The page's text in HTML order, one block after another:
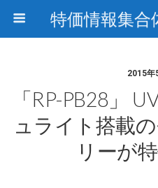
2015年
「RP-PB28」
ュライト搭載
リーが